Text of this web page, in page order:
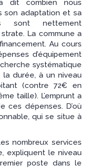
dit combien nous
son adaptation et sa
sont nettement
La commune a
Au cours
d’équipement
systématique
durée, à un niveau
(contre 72€ en
taille). L’emprunt a
ces dépenses. D’où
qui se situe à
nombreux services
expliquent le niveau
poste dans le